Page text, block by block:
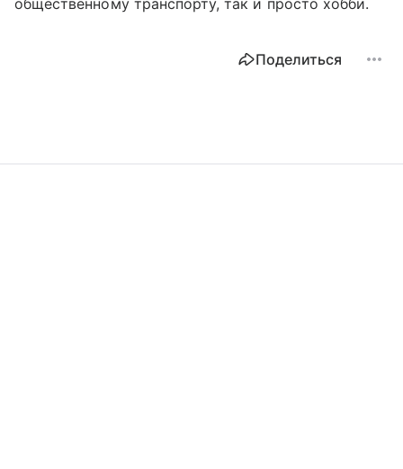
общественному транспорту, так и просто хобби.
Поделиться